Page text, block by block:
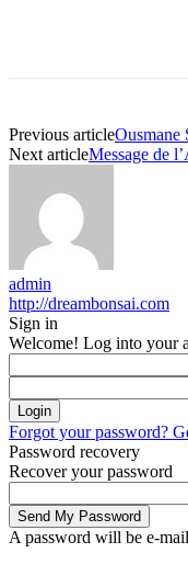
Previous articleOusmane
Next articleMessage de
admin
http://dreambonsai.com
Sign in
Welcome! Log into your
Forgot your password?
Password recovery
Recover your password
A password will be e-